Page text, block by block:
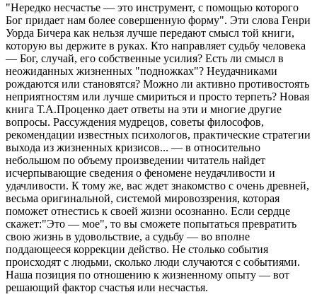
"Нередко несчастье — это инструмент, с помощью которого
Бог придает нам более совершенную форму". Эти слова Генри
Уорда Бичера как нельзя лучше передают смысл той книги,
которую вы держите в руках. Кто направляет судьбу человека
— Бог, случай, его собственные усилия? Есть ли смысл в
неожиданных жизненных "подножках"? Неудачниками
рождаются или становятся? Можно ли активно противостоять
неприятностям или лучше смириться и просто терпеть? Новая
книга Т.А.Проценко дает ответы на эти и многие другие
вопросы. Рассуждения мудрецов, советы философов,
рекомендации известных психологов, практические стратегии
выхода из жизненных кризисов... — в относительно
небольшом по объему произведении читатель найдет
исчерпывающие сведения о феномене неудачливости и
удачливости. К тому же, вас ждет знакомство с очень древней,
весьма оригинальной, системой мировоззрения, которая
поможет отнестись к своей жизни осознанно. Если сердце
скажет:"Это — мое", то вы сможете попытаться превратить
свою жизнь в удовольствие, а судьбу — во вполне
поддающееся коррекции действо. Не столько события
происходят с людьми, сколько люди случаются с событиями.
Наша позиция по отношению к жизненному опыту — вот
решающий фактор счастья или несчастья.